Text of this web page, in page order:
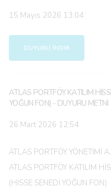
15 Mayıs 2026 13:04
DUYURU İNDIR
ATLAS PORTFÖY KATILIM
YOĞUN FON) - DUYURU METNİ
26 Mart 2026 12:54
ATLAS PORTFÖY YÖNETİMİ
ATLAS PORTFÖY KATILIM
(HİSSE SENEDİ YOĞUN FON)